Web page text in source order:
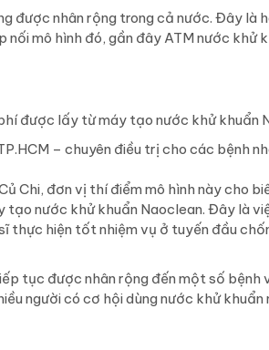
được nhân rộng trong cả nước. Đây là
mô hình đó, gần đây ATM nước khử
được lấy từ máy tạo nước khử khuẩn
– chuyên điều trị cho các bệnh
Chi, đơn vị thí điểm mô hình này cho
nước khử khuẩn Naoclean. Đây là
hiện tốt nhiệm vụ ở tuyến đầu
tục được nhân rộng đến một số bệnh
người có cơ hội dùng nước khử khuẩn